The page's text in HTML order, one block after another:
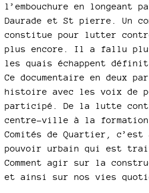
l’embouchure en longeant
Daurade et St pierre. Un
constitue pour lutter
plus encore. Il a fallu
les quais échappent
Ce documentaire en deux
histoire avec les voix de
participé. De la lutte
centre-ville à la formation
Comités de Quartier,
pouvoir urbain qui est
Comment agir sur la
et ainsi sur nos vies